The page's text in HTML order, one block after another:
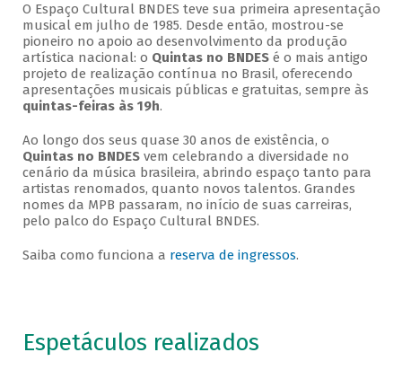
O Espaço Cultural BNDES teve sua primeira apresentação
musical em julho de 1985. Desde então, mostrou-se
pioneiro no apoio ao desenvolvimento da produção
artística nacional: o Quintas no BNDESé o mais antigo
projeto de realização contínua no Brasil, oferecendo
apresentações musicais públicas e gratuitas, sempre às
quintas-feiras às 19h.
Ao longo dos seus quase 30 anos de existência, o
Quintas no BNDESvem celebrando a diversidade no
cenário da música brasileira, abrindo espaço tanto para
artistas renomados, quanto novos talentos. Grandes
nomes da MPB passaram, no início de suas carreiras,
pelo palco do Espaço Cultural BNDES.
Saiba como funciona a reserva de ingressos.
Espetáculos realizados